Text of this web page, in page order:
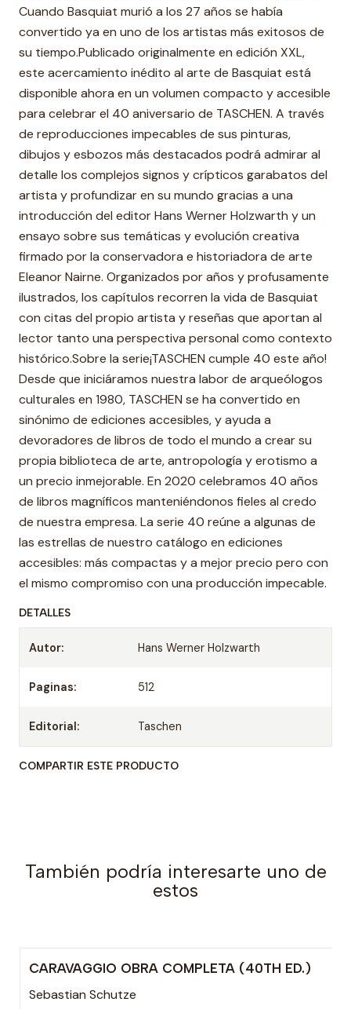
Cuando Basquiat murió a los 27 años se había
convertido ya en uno de los artistas más exitosos de
su tiempo.Publicado originalmente en edición XXL,
este acercamiento inédito al arte de Basquiat está
disponible ahora en un volumen compacto y accesible
para celebrar el 40 aniversario de TASCHEN. A través
de reproducciones impecables de sus pinturas,
dibujos y esbozos más destacados podrá admirar al
detalle los complejos signos y crípticos garabatos del
artista y profundizar en su mundo gracias a una
introducción del editor Hans Werner Holzwarth y un
ensayo sobre sus temáticas y evolución creativa
firmado por la conservadora e historiadora de arte
Eleanor Nairne. Organizados por años y profusamente
ilustrados, los capítulos recorren la vida de Basquiat
con citas del propio artista y reseñas que aportan al
lector tanto una perspectiva personal como contexto
histórico.Sobre la serie¡TASCHEN cumple 40 este año!
Desde que iniciáramos nuestra labor de arqueólogos
culturales en 1980, TASCHEN se ha convertido en
sinónimo de ediciones accesibles, y ayuda a
devoradores de libros de todo el mundo a crear su
propia biblioteca de arte, antropología y erotismo a
un precio inmejorable. En 2020 celebramos 40 años
de libros magníficos manteniéndonos fieles al credo
de nuestra empresa. La serie 40 reúne a algunas de
las estrellas de nuestro catálogo en ediciones
accesibles: más compactas y a mejor precio pero con
el mismo compromiso con una producción impecable.
DETALLES
Autor: Hans Werner Holzwarth
Paginas: 512
Editorial: Taschen
COMPARTIR ESTE PRODUCTO
También podría interesarte uno de
estos
Agotado
CARAVAGGIO OBRA COMPLETA (40TH ED.)
Sebastian Schutze